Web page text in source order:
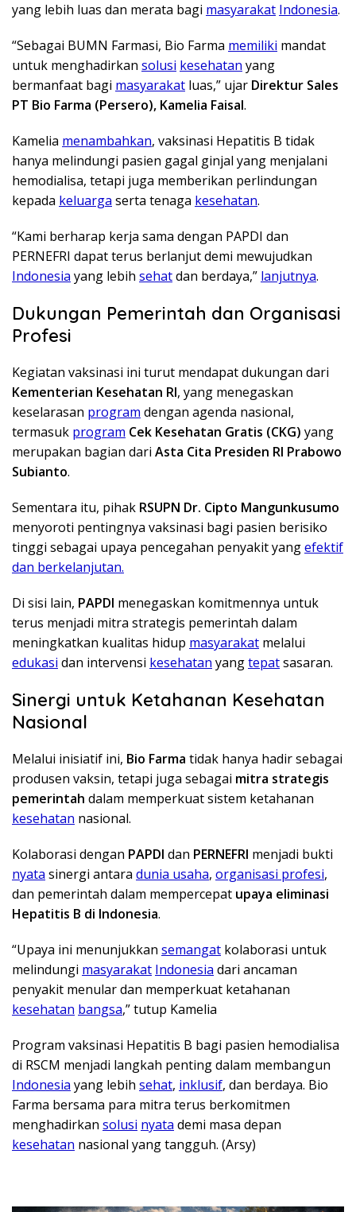
yang lebih luas dan merata bagi masyarakat Indonesia.
“Sebagai BUMN Farmasi, Bio Farma memiliki mandat
untuk menghadirkan solusi kesehatan yang
bermanfaat bagi masyarakat luas,” ujar Direktur Sales
PT Bio Farma (Persero), Kamelia Faisal.
Kamelia menambahkan, vaksinasi Hepatitis B tidak
hanya melindungi pasien gagal ginjal yang menjalani
hemodialisa, tetapi juga memberikan perlindungan
kepada keluarga serta tenaga kesehatan.
“Kami berharap kerja sama dengan PAPDI dan
PERNEFRI dapat terus berlanjut demi mewujudkan
Indonesia yang lebih sehatdan berdaya,” lanjutnya.
Dukungan Pemerintah dan Organisasi
Profesi
Kegiatan vaksinasi ini turut mendapat dukungan dari
Kementerian Kesehatan RI, yang menegaskan
keselarasan program dengan agenda nasional,
termasuk program Cek Kesehatan Gratis (CKG) yang
merupakan bagian dari Asta Cita Presiden RI Prabowo
Subianto.
Sementara itu, pihak RSUPN Dr. Cipto Mangunkusumo
menyoroti pentingnya vaksinasi bagi pasien berisiko
tinggi sebagai upaya pencegahan penyakit yangefektif
dan berkelanjutan.
Di sisi lain, PAPDI menegaskan komitmennya untuk
terus menjadi mitra strategis pemerintah dalam
meningkatkan kualitas hidup masyarakat melalui
edukasi dan intervensi kesehatan yangtepatsasaran.
Sinergi untuk Ketahanan Kesehatan
Nasional
Melalui inisiatif ini, Bio Farma tidak hanya hadir sebagai
produsen vaksin, tetapi juga sebagai mitra strategis
pemerintah dalam memperkuat sistem ketahanan
kesehatan nasional.
Kolaborasi dengan PAPDI dan PERNEFRI menjadi bukti
nyata sinergi antara dunia usaha, organisasi profesi,
dan pemerintah dalam mempercepat upaya eliminasi
Hepatitis B di Indonesia.
“Upaya ini menunjukkan semangat kolaborasi untuk
melindungi masyarakat Indonesia dari ancaman
penyakit menular dan memperkuat ketahanan
kesehatan bangsa,” tutup Kamelia
Program vaksinasi Hepatitis B bagi pasien hemodialisa
di RSCM menjadi langkah penting dalam membangun
Indonesia yang lebih sehat, inklusif, dan berdaya. Bio
Farma bersama para mitra terus berkomitmen
menghadirkan solusi nyata demi masa depan
kesehatan nasional yang tangguh. (Arsy)